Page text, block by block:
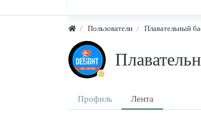
Пользователи Плавательный
Профиль Лента